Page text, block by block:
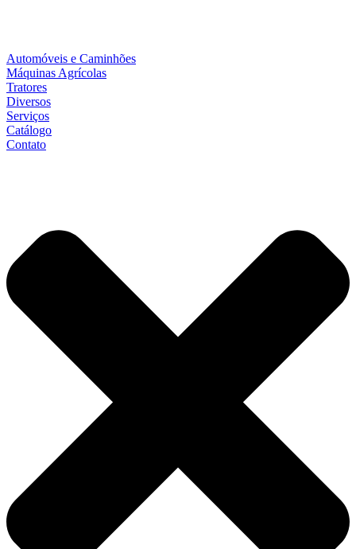
Automóveis e Caminhões
Máquinas Agrícolas
Tratores
Diversos
Serviços
Catálogo
Contato